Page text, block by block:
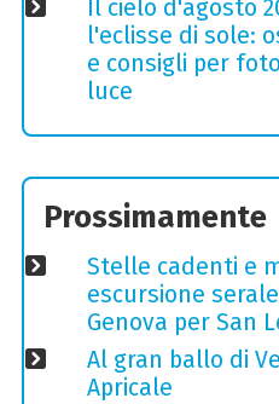
Il cielo d'agosto
l'eclisse di sole:
e consigli per
luce
Prossimamente
Stelle cadenti e
escursione
Genova per San
Al gran ballo di
Apricale